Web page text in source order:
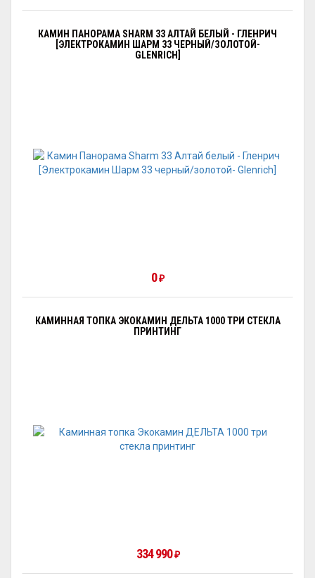
КАМИН ПАНОРАМА SHARM 33 АЛТАЙ БЕЛЫЙ - ГЛЕНРИЧ
[ЭЛЕКТРОКАМИН ШАРМ 33 ЧЕРНЫЙ/ЗОЛОТОЙ-
GLENRICH]
0₽
КАМИННАЯ ТОПКА ЭКОКАМИН ДЕЛЬТА 1000 ТРИ СТЕКЛА
ПРИНТИНГ
334 990₽